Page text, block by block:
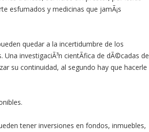
esfumados y medicinas que jamÃ¡s
quedar a la incertidumbre de los
investigaciÃ³n cientÃ­fica de dÃ©cadas de
su continuidad, al segundo hay que hacerle
tener inversiones en fondos, inmuebles,